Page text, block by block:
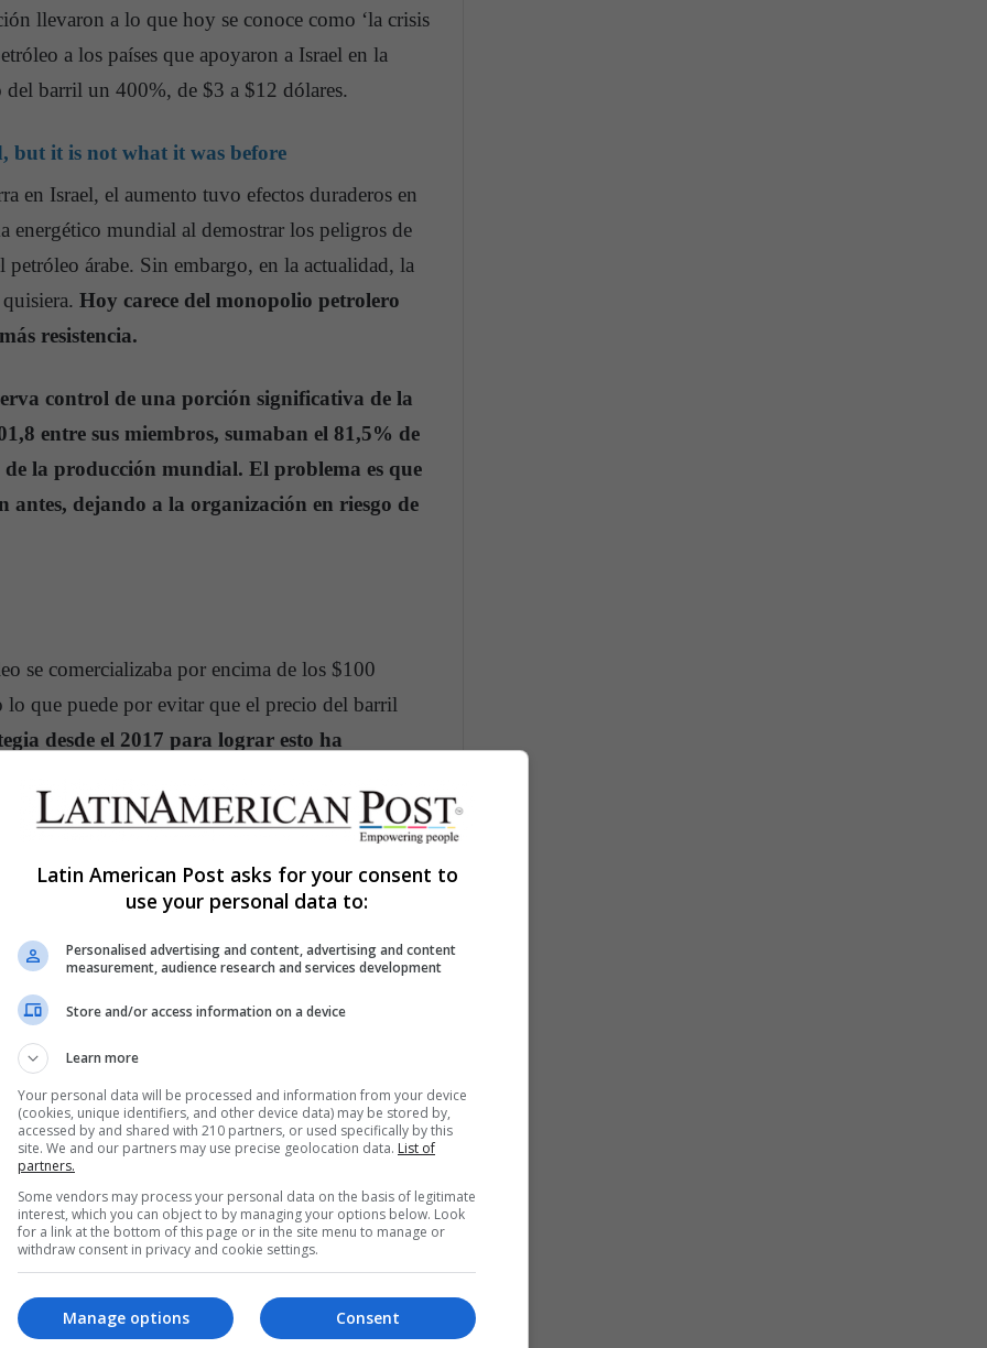
llevaron a lo que hoy se conoce como ‘la crisis
a los países que apoyaron a Israel en la
barril un 400%, de $3 a $12 dólares.
but it is not what it was before
en Israel, el aumento tuvo efectos duraderos en
energético mundial al demostrar los peligros de
árabe. Sin embargo, en la actualidad, la
Hoy carece del monopolio petrolero
resistencia.
control de una porción significativa de la
entre sus miembros, sumaban el 81,5% de
la producción mundial. El problema es que
antes, dejando a la organización en riesgo de
se comercializaba por encima de los $100
que puede por evitar que el precio del barril
desde el 2017 para lograr esto ha
en sus países miembros, evitando que
la caída de los precios, pues hoy el barril de
a costa de la propia relevancia de la OPEP.
petróleo desde el 2017 han resultado en que
bajo nivel de participación en el mercado
reciente explosión extractiva en los Estados
de ‘shale’ (o petróleo de
que lo han convertido en el primer
producción diaria estadounidense, de 12,1
como Arabia Saudita y Rusia.
Latin American Post asks for your consent to
use your personal data to:
Personalised advertising and content, advertising and content
measurement, audience research and services development
Store and/or access information on a device
Learn more
Your personal data will be processed and information from your device
(cookies, unique identifiers, and other device data) may be stored by,
accessed by and shared with 210 partners, or used specifically by this
site. We and our partners may use precise geolocation data. List of
partners.
Some vendors may process your personal data on the basis of legitimate
interest, which you can object to by managing your options below. Look
for a link at the bottom of this page or in the site menu to manage or
withdraw consent in privacy and cookie settings.
Consent
Manage options